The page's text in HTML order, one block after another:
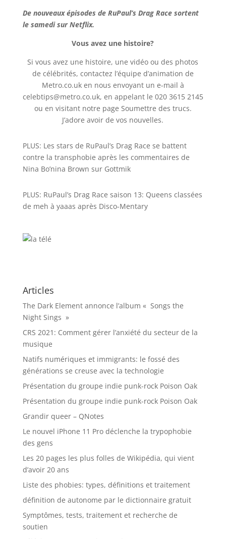
De nouveaux épisodes de RuPaul’s Drag Race sortent
le samedi sur Netflix.
Vous avez une histoire?
Si vous avez une histoire, une vidéo ou des photos
de célébrités, contactez l’équipe d’animation de
Metro.co.uk en nous envoyant un e-mail à
celebtips@metro.co.uk, en appelant le 020 3615 2145
ou en visitant notre page Soumettre des trucs.
J’adore avoir de vos nouvelles.
PLUS: Les stars de RuPaul’s Drag Race se battent
contre la transphobie après les commentaires de
Nina Bo’nina Brown sur Gottmik
PLUS: RuPaul’s Drag Race saison 13: Queens classées
de meh à yaaas après Disco-Mentary
Articles
The Dark Element annonce l’album « Songs the
Night Sings »
CRS 2021: Comment gérer l’anxiété du secteur de la
musique
Natifs numériques et immigrants: le fossé des
générations se creuse avec la technologie
Présentation du groupe indie punk-rock Poison Oak
Présentation du groupe indie punk-rock Poison Oak
Grandir queer – QNotes
Le nouvel iPhone 11 Pro déclenche la trypophobie
des gens
Les 20 pages les plus folles de Wikipédia, qui vient
d’avoir 20 ans
Liste des phobies: types, définitions et traitement
définition de autonome par le dictionnaire gratuit
Symptômes, tests, traitement et recherche de
soutien